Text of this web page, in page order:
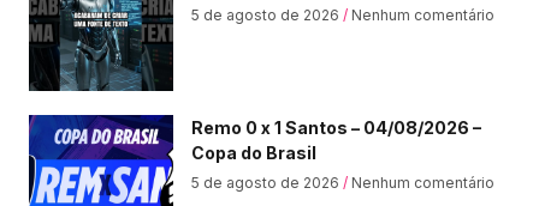
5 de agosto de 2026 Nenhum comentário
Remo 0 x 1 Santos – 04/08/2026 –
Copa do Brasil
5 de agosto de 2026 Nenhum comentário